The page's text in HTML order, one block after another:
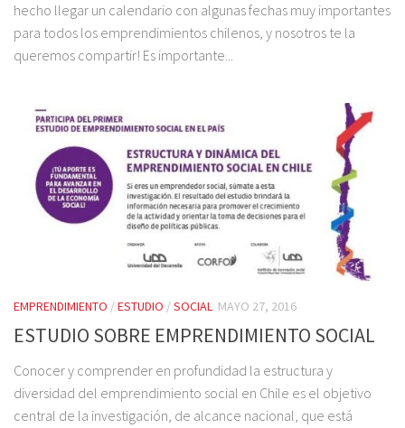
hecho llegar un calendario con algunas fechas muy importantes
para todos los emprendimientos chilenos, y nosotros te la
queremos compartir! Es importante...
EMPRENDIMIENTO /ESTUDIO /SOCIAL MAYO 27, 2016
ESTUDIO SOBRE EMPRENDIMIENTO SOCIAL
Conocer y comprender en profundidad la estructura y
diversidad del emprendimiento social en Chile es el objetivo
central de la investigación, de alcance nacional, que está